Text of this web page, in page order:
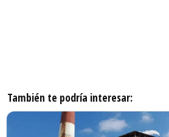
También te podría interesar: